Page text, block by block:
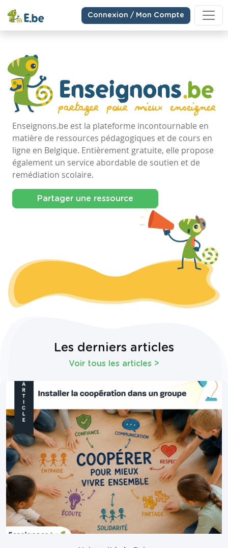
Connexion / Mon Compte
Enseignons.be est la plateforme incontournable en
matière de ressources pédagogiques et de cours en
ligne en Belgique. Entièrement gratuite, elle propose
également un service abordable de soutien et de
remédiation scolaire.
Partager une ressource
Les derniers articles
Voir tous les articles >